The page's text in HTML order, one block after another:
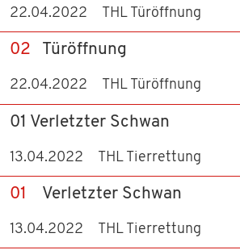
22.04.2022 THL Türöffnung
22.04.2022 THL Türöffnung
02 Türöffnung
13.04.2022 THL Tierrettung
01 Verletzter Schwan
13.04.2022 THL Tierrettung
01 Verletzter Schwan